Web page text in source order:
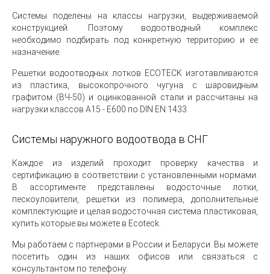
Системы поделены на классы нагрузки, выдерживаемой
конструкцией. Поэтому водоотводный комплекс
необходимо подбирать под конкретную территорию и ее
назначение.
Решетки водоотводных лотков ECOTECK изготавливаются
из пластика, высокопрочного чугуна с шаровидным
графитом (ВЧ-50) и оцинкованной стали и рассчитаны на
нагрузки классов А15 - E600 по DIN EN 1433.
Системы наружного водоотвода в СНГ
Каждое из изделий проходит проверку качества и
сертификацию в соответствии с установленными нормами.
В ассортименте представлены водосточные лотки,
пескоуловители, решетки из полимера, дополнительные
комплектующие и целая водосточная система пластиковая,
купить которые вы можете в Ecoteck.
Мы работаем с партнерами в России и Беларуси. Вы можете
посетить один из наших офисов или связаться с
консультантом по телефону.